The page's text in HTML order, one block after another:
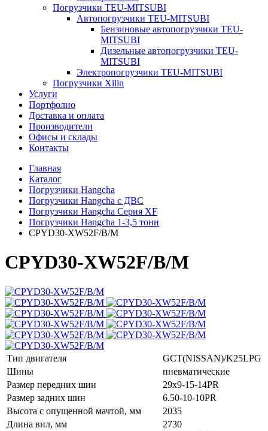
Погрузчики TEU-MITSUBI
Автопогрузчики TEU-MITSUBI
Бензиновые автопогрузчики TEU-
MITSUBI
Дизельные автопогрузчики TEU-
MITSUBI
Электропогрузчики TEU-MITSUBI
Погрузчики Xilin
Услуги
Портфолио
Доставка и оплата
Производители
Офисы и склады
Контакты
Главная
Каталог
Погрузчики Hangcha
Погрузчики Hangcha с ДВС
Погрузчики Hangcha Серия XF
Погрузчики Hangcha 1-3,5 тонн
CPYD30-XW52F/B/M
CPYD30-XW52F/B/M
Тип двигателя
GCT(NISSAN)/K25LPG
Шины
пневматические
Размер передних шин
29х9-15-14PR
Размер задних шин
6.50-10-10PR
Высота с опущенной мачтой, мм
2035
Длина вил, мм
2730